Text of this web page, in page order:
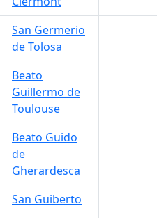
San Germerio
de Tolosa
Beato
Guillermo de
Toulouse
Beato Guido
de
Gherardesca
San Guiberto